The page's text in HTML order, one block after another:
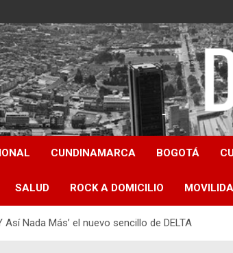
CUNDINAMARCA BOGOTÁ
SALUD ROCK A DOMICILIO
Así Nada Más’ el nuevo sencillo de DELTA